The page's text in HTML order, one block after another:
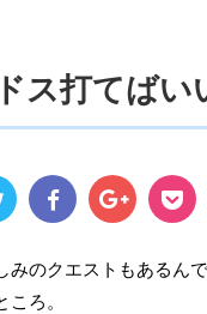
ス打てばい
みのクエストもあるん
ろ。